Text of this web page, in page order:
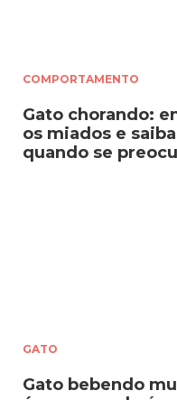
COMPORTAMENTO
Gato chorando:
os miados e saiba
quando se
GATO
Gato bebendo